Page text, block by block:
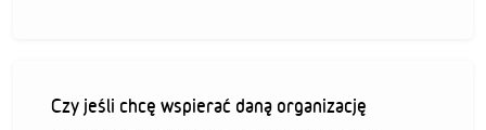
Czy jeśli chcę wspierać daną organizację